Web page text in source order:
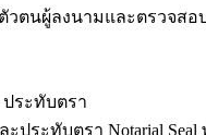
วตนผู้ลงนามและตรวจสอ
ระทับตรา
ประทับตรา Notarial Seal